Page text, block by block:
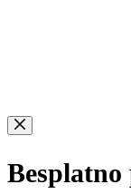
Besplatno